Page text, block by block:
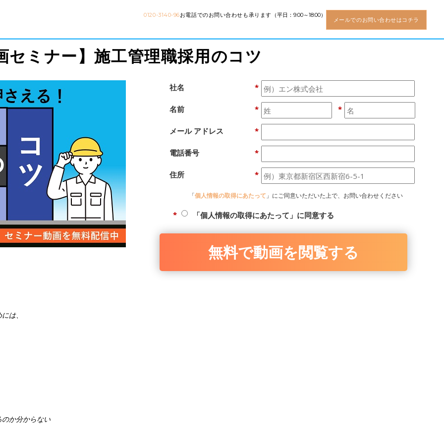
0120-3140-96お電話でのお問い合わせも承ります （平日：9:00～18:00）
メールでのお問い合わせはコチラ
セミナー】施工管理職採用のコツ
は、
か分からない
*
社名
*
名前 *
*
メール アドレス
*
電話番号
*
住所
「個人情報の取得にあたって 」にご同意いただいた上で、お問い合わせください
* 「個人情報の取得にあたって」に同意する
無料で動画を閲覧する